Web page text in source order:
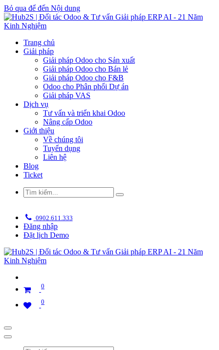
Bỏ qua để đến Nội dung
Trang chủ
Giải pháp
Giải pháp Odoo cho Sản xuất
Giải pháp Odoo cho Bán lẻ
Giải pháp Odoo cho F&B
Odoo cho Phân phối Dự án
Giải pháp VAS
Dịch vụ
Tư vấn và triển khai Odoo
Nâng cấp Odoo
Giới thiệu
Về chúng tôi
Tuyển dụng
Liên hệ
Blog
Ticket
0902.611.333
Đăng nhập
Đặt lịch Demo
0
0